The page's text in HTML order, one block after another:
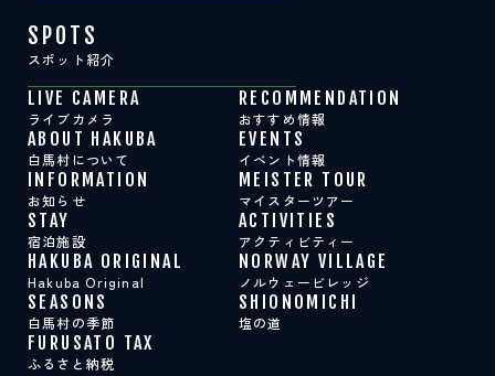
SPOTS
スポット紹介
LIVE CAMERA
ライブカメラ
RECOMMENDATION
おすすめ情報
ABOUT HAKUBA
白馬村について
EVENTS
イベント情報
INFORMATION
お知らせ
MEISTER TOUR
マイスターツアー
STAY
宿泊施設
ACTIVITIES
アクティビティー
HAKUBA ORIGINAL
Hakuba Original
SPOTS
スポット紹介
LIVE CAMERA
ライブカメラ
RECOMMENDATION
おすすめ情報
ABOUT HAKUBA
白馬村について
EVENTS
イベント情報
INFORMATION
お知らせ
MEISTER TOUR
マイスターツアー
STAY
宿泊施設
ACTIVITIES
アクティビティー
HAKUBA ORIGINAL
Hakuba Original
NORWAY VILLAGE
ノルウェービレッジ
SEASONS
白馬村の季節
SHIONOMICHI
塩の道
FURUSATO TAX
ふるさと納税